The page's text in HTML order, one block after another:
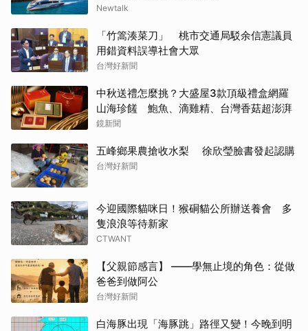
Newtalk
「竹篙湊菜刀」 桃市交通局駁余信憲議員
用錯資料誤導社會大眾
台灣好新聞
中秋送禮怎麼挑？大盛屋3款頂級禮盒網羅
山海珍饈 鮑魚、滴雞精、台灣香菇超澎湃
鏡新聞
五峰鄉果農搶收水梨 徐欣瑩臉書發起認購
台灣好新聞
今迎國際貓咪日！猴硐貓公所辦送養會 多
隻浪浪等待新家
CTWANT
【父親節感言】 ——學無止境的角色：從做
爸爸到做阿公
台灣好新聞
白海豚出現「海豚跳」路徑又變！今晚到明